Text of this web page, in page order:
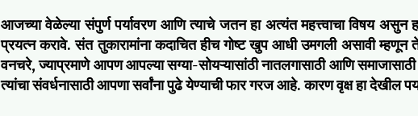
आजच्या वेळेल्या संपुर्ण पर्यावरण आणि त्याचे जतन हा अत्यंत महत्त्वाचा विषय असुन
प्रयत्न करावे. संत तुकारामांना कदाचित हीच गोष्ट खुप आधी उमगली असावी म्हणून
वनचरे, ज्याप्रमाणे आपण आपल्या सग्या-सोयऱ्यासांठी नातलगासाठी आणि समाजासाठी
त्यांचा संवर्धनासाठी आपणा सर्वांना पुढे येण्याची फार गरज आहे. कारण वृक्ष हा देखील